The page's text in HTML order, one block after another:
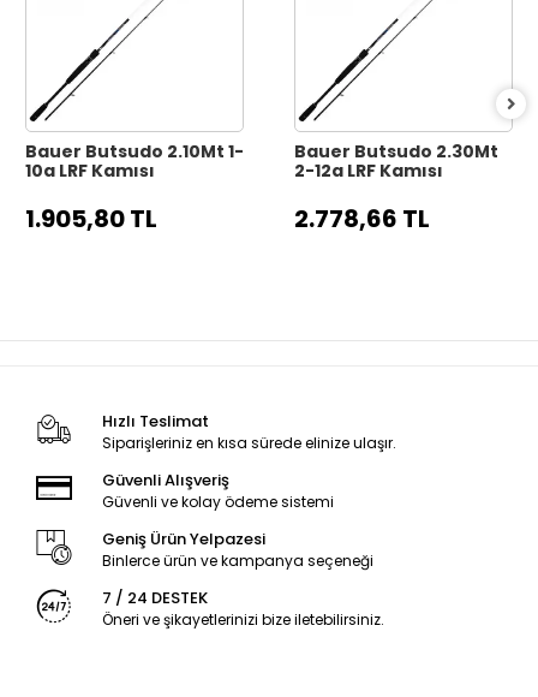
Bauer Butsudo 2.10Mt 1-
10g LRF Kamışı
1.905,80 TL
Bauer Butsudo 2.30Mt
2-12g LRF Kamışı
2.778,66 TL
Hızlı Teslimat
Siparişleriniz en kısa sürede elinize ulaşır.
Güvenli Alışveriş
Güvenli ve kolay ödeme sistemi
Geniş Ürün Yelpazesi
Binlerce ürün ve kampanya seçeneği
7 / 24 DESTEK
Öneri ve şikayetlerinizi bize iletebilirsiniz.